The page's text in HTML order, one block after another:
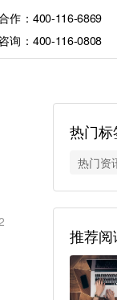
作：400-116-6869
询：400-116-0808
热门标
热门资
推荐阅